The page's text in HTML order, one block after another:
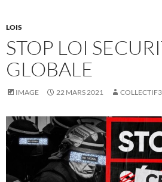
LOIS
STOP LOI
GLOBALE
IMAGE 22 MARS 2021